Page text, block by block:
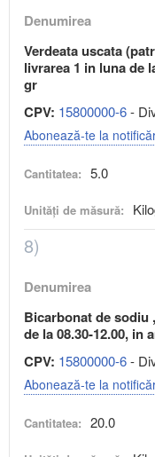
Denumirea
Verdeata uscata
livrarea 1 in luna de
gr
CPV: 15800000-6-
Abonează-te la
Cantitatea: 5.0
Unități de măsură:
8)
Denumirea
Bicarbonat de sodiu
de la 08.30-12.00, in
CPV: 15800000-6-
Abonează-te la
Cantitatea: 20.0